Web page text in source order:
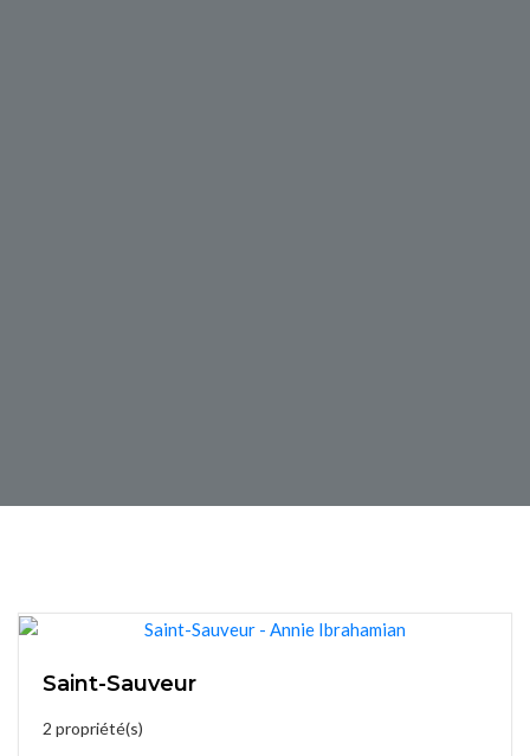
Saint-Sauveur
2 propriété(s)